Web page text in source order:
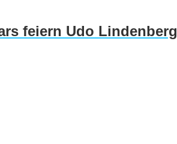
feiern Udo Lindenberg